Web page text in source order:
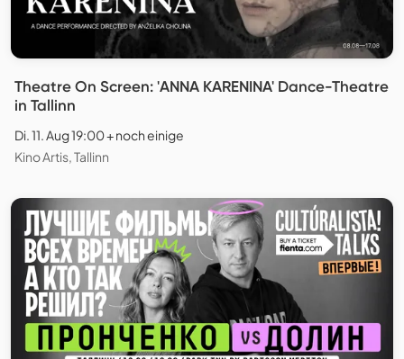
Theatre On Screen: 'ANNA KARENINA' Dance-Theatre
in Tallinn
Di. 11. Aug 19:00 + noch einige
Kino Artis, Tallinn